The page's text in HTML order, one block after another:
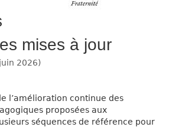
mises à jour
2026)
l’amélioration continue des
proposées aux
séquences de référence pour